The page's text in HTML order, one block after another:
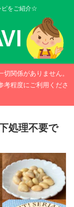
ピをご紹介☆
関係がありません。
考程度にご利用くださ
処理不要で